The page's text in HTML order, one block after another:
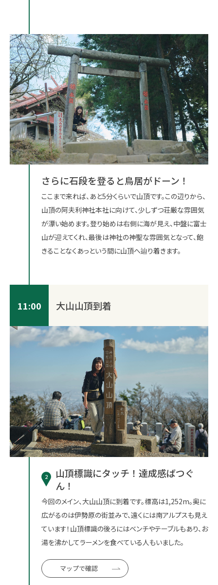
さらに石段を登ると鳥居がドーン！
ここまで来れば、あと5分くらいで山頂です。この辺りから、
山頂の阿夫利神社本社に向けて、少しずつ荘厳な雰囲気
が漂い始めます。登り始めは右側に海が見え、中盤に富士
山が迎えてくれ、最後は神社の神聖な雰囲気となって、飽
きることなくあっという間に山頂へ辿り着きます。
11:00 大山山頂到着
2
山頂標識にタッチ！達成感ばつぐ
ん！
今回のメイン、大山山頂に到着です。標高は1,252m。奥に
広がるのは伊勢原の街並みで、遠くには南アルプスも見え
ています！山頂標識の後ろにはベンチやテーブルもあり、お
湯を沸かしてラーメンを食べている人もいました。
マップで確認